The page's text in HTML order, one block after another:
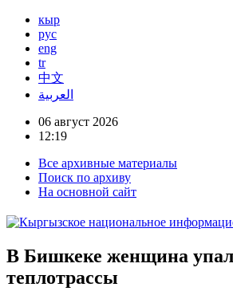
кыр
рус
eng
tr
中文
العربية
06 август 2026
12:19
Все архивные материалы
Поиск по архиву
На основной сайт
В Бишкеке женщина
теплотрассы